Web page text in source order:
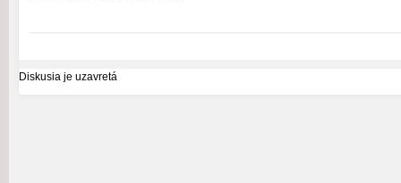
Diskusia je uzavretá